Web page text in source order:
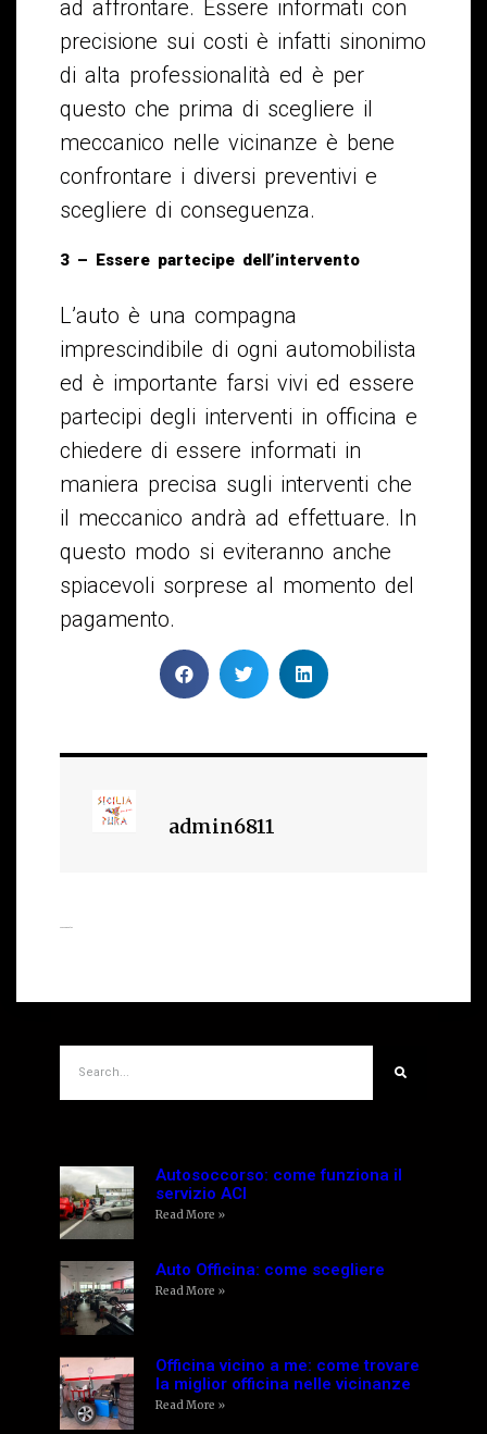
ad affrontare. Essere informati con
precisione sui costi è infatti sinonimo
di alta professionalità ed è per
questo che prima di scegliere il
meccanico nelle vicinanze è bene
confrontare i diversi preventivi e
scegliere di conseguenza.
3 – Essere partecipe dell’intervento
L’auto è una compagna
imprescindibile di ogni automobilista
ed è importante farsi vivi ed essere
partecipi degli interventi in officina e
chiedere di essere informati in
maniera precisa sugli interventi che
il meccanico andrà ad effettuare. In
questo modo si eviteranno anche
spiacevoli sorprese al momento del
pagamento.
admin6811
Autosoccorso: come funziona il
servizio ACI
Read More »
Auto Officina: come scegliere
Read More »
Officina vicino a me: come trovare
la miglior officina nelle vicinanze
Read More »